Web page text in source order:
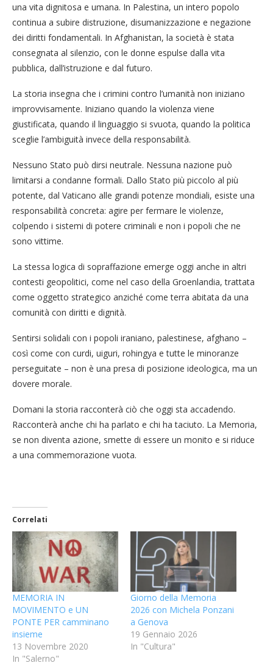
una vita dignitosa e umana. In Palestina, un intero popolo
continua a subire distruzione, disumanizzazione e negazione
dei diritti fondamentali. In Afghanistan, la società è stata
consegnata al silenzio, con le donne espulse dalla vita
pubblica, dall’istruzione e dal futuro.
La storia insegna che i crimini contro l’umanità non iniziano
improvvisamente. Iniziano quando la violenza viene
giustificata, quando il linguaggio si svuota, quando la politica
sceglie l’ambiguità invece della responsabilità.
Nessuno Stato può dirsi neutrale. Nessuna nazione può
limitarsi a condanne formali. Dallo Stato più piccolo al più
potente, dal Vaticano alle grandi potenze mondiali, esiste una
responsabilità concreta: agire per fermare le violenze,
colpendo i sistemi di potere criminali e non i popoli che ne
sono vittime.
La stessa logica di sopraffazione emerge oggi anche in altri
contesti geopolitici, come nel caso della Groenlandia, trattata
come oggetto strategico anziché come terra abitata da una
comunità con diritti e dignità.
Sentirsi solidali con i popoli iraniano, palestinese, afghano –
così come con curdi, uiguri, rohingya e tutte le minoranze
perseguitate – non è una presa di posizione ideologica, ma un
dovere morale.
Domani la storia racconterà ciò che oggi sta accadendo.
Racconterà anche chi ha parlato e chi ha taciuto. La Memoria,
se non diventa azione, smette di essere un monito e si riduce
a una commemorazione vuota.
Correlati
MEMORIA IN
MOVIMENTO e UN
PONTE PER camminano
insieme
13 Novembre 2020
In "Salerno"
Giorno della Memoria
2026 con Michela Ponzani
a Genova
19 Gennaio 2026
In "Cultura"